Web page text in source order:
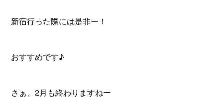
新宿行った際には是非ー！
おすすめです♪
さぁ、2月も終わりますねー